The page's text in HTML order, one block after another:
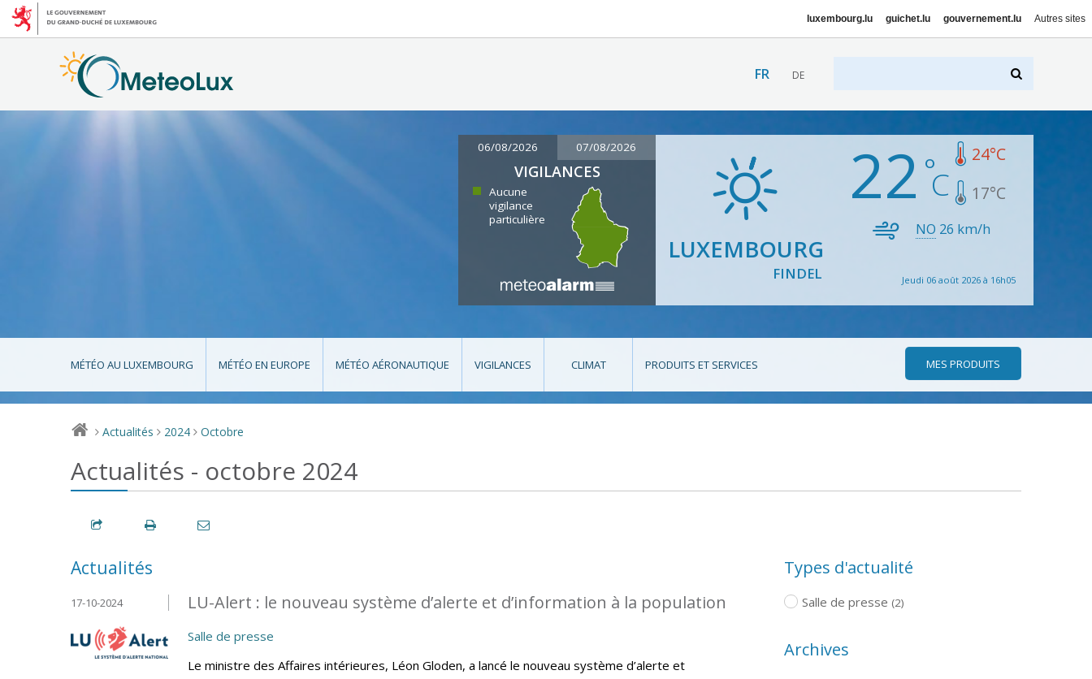
luxembourg.lu guichet.lu gouvernement.lu Autres sites
FR DE
06/08/2026 07/08/2026
VIGILANCES
Aucune
vigilance
particulière
LUXEMBOURG
FINDEL
22 24°C
17°C
NO 26 km/h
Jeudi 06 août 2026 à 16h05
MÉTÉO AU LUXEMBOURG MÉTÉO EN EUROPE MÉTÉO AÉRONAUTIQUE VIGILANCES CLIMAT PRODUITS ET SERVICES MES PRODUITS
> Actualités > 2024 > Octobre
Actualités - octobre 2024
Actualités
LU-Alert : le nouveau système d’alerte et d’information à la population
17-10-2024
Salle de presse
Le ministre des Affaires intérieures, Léon Gloden, a lancé le nouveau système d’alerte et
Types d'actualité
Salle de presse (2)
Archives